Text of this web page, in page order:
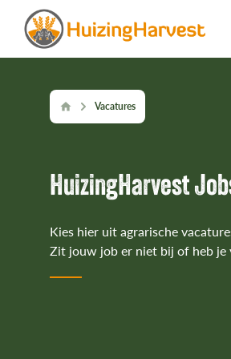
Vacatures
home Vacatures
HuizingHarvest
Kies hier uit agrarische
Zit jouw job er niet bij of heb je